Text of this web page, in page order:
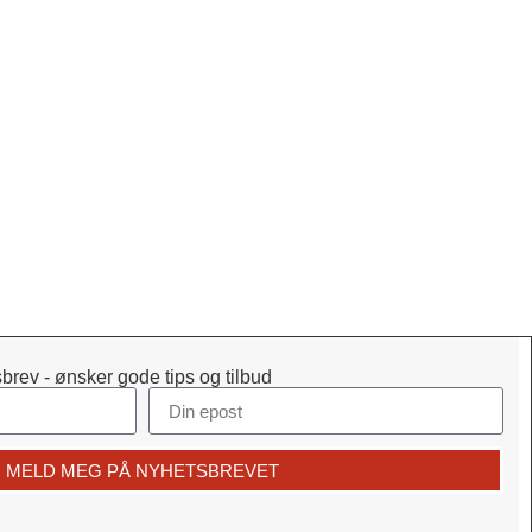
- ønsker gode tips og tilbud
MELD MEG PÅ NYHETSBREVET